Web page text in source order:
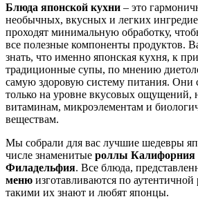
Блюда японской кухни – это
необычных, вкусных и легких
проходят минимальную обработку,
все полезные компоненты продуктов.
знать, что именно японская кухня, к
традиционные супы, по мнению
самую здоровую систему питания. Они
только на уровне вкусовых ощущений,
витаминам, микроэлементам и
веществам.
Мы собрали для вас лучшие шедевры
числе знаменитые роллы Калифорния
Филадельфия. Все блюда,
меню изготавливаются по
такими их знают и любят японцы.